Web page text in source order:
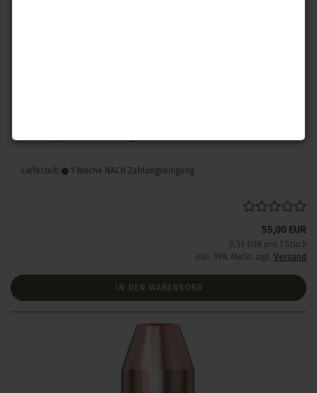
Lieferzeit: 1 Woche NACH Zahlungseingang
55,00 EUR
0,55 EUR pro 1 Stück
inkl. 19% MwSt. zzgl. Versand
IN DEN WARENKORB